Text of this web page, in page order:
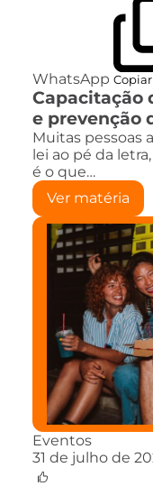
WhatsApp
Capacitação
e prevenção
Muitas pessoas
lei ao pé da
é o que…
Ver matéria
Eventos
31 de julho de